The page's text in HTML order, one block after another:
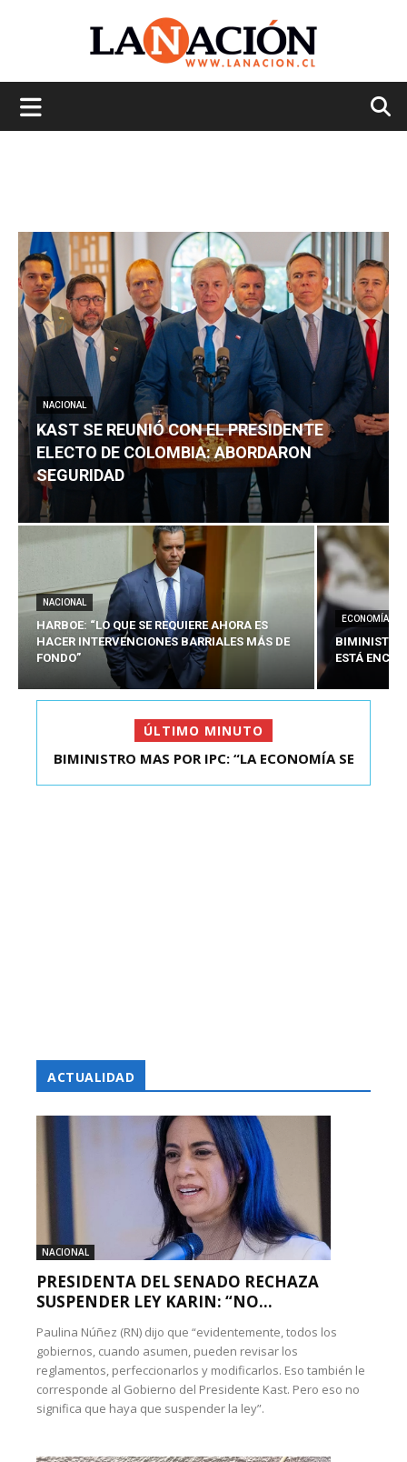
NACIONAL
KAST SE REUNIÓ CON EL PRESIDENTE
ELECTO DE COLOMBIA: ABORDARON
SEGURIDAD
NACIONAL
HARBOE: “LO QUE SE REQUIERE AHORA ES
HACER INTERVENCIONES BARRIALES MÁS DE
FONDO”
ECONOMÍA
BIMINISTRO
ESTÁ
ÚLTIMO MINUTO
BIMINISTRO MAS POR IPC: “LA ECONOMÍA SE
ACTUALIDAD
NACIONAL
PRESIDENTA DEL SENADO RECHAZA
SUSPENDER LEY KARIN: “NO...
Paulina Núñez (RN) dijo que “evidentemente, todos los
gobiernos, cuando asumen, pueden revisar los
reglamentos, perfeccionarlos y modificarlos. Eso también le
corresponde al Gobierno del Presidente Kast. Pero eso no
significa que haya que suspender la ley”.